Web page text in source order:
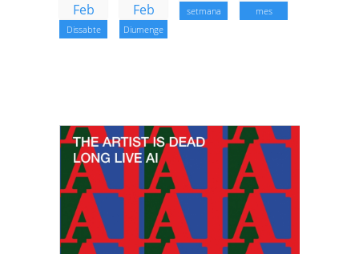
Feb
Dissabte
Feb
Diumenge
setmana mes